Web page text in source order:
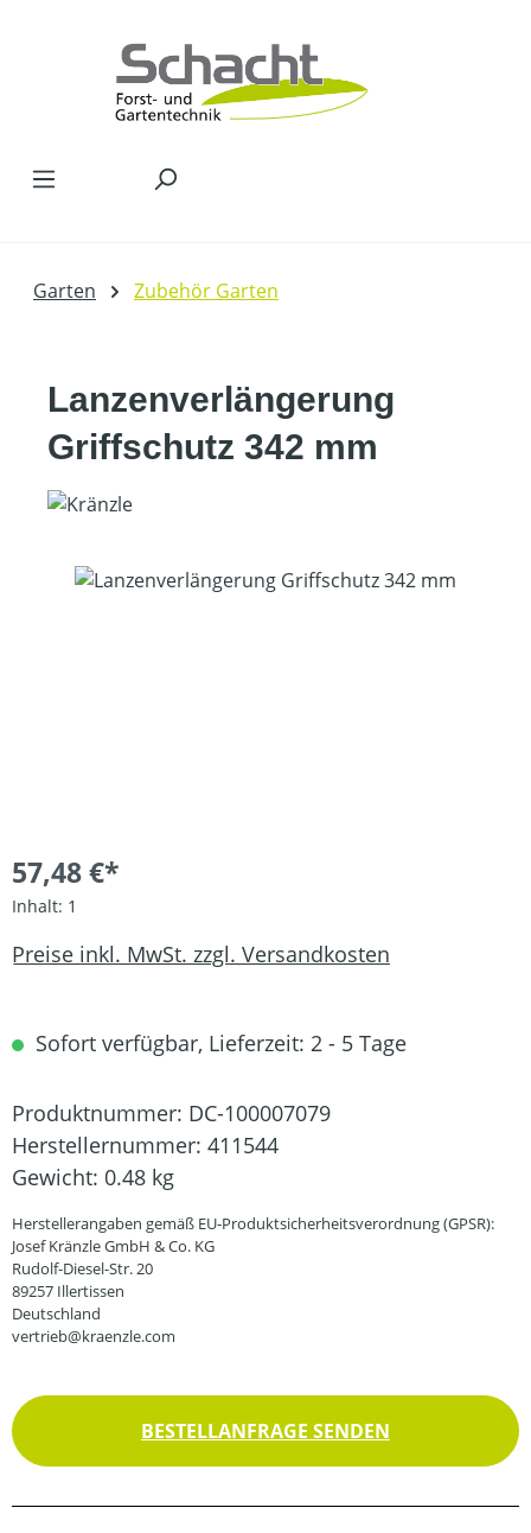
Garten Zubehör Garten
Lanzenverlängerung
Griffschutz 342 mm
Bildergalerie überspringen
57,48 €*
Inhalt: 1
Preise inkl. MwSt. zzgl. Versandkosten
Sofort verfügbar, Lieferzeit: 2 - 5 Tage
Produktnummer: DC-100007079
Herstellernummer: 411544
Gewicht: 0.48 kg
Herstellerangaben gemäß EU-Produktsicherheitsverordnung (GPSR):
Josef Kränzle GmbH & Co. KG
Rudolf-Diesel-Str. 20
89257 Illertissen
Deutschland
vertrieb@kraenzle.com
BESTELLANFRAGE SENDEN